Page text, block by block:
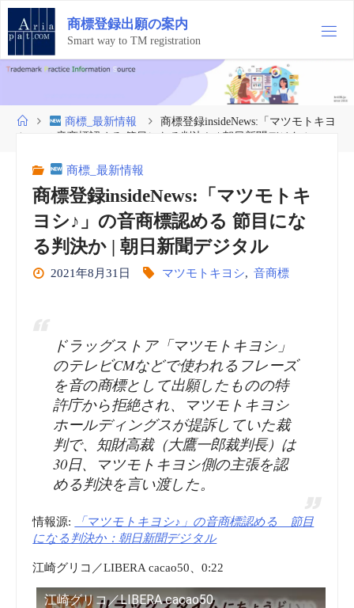
コ
テ
ン
ツ
ス
商標登録出願の案内
Smart way to TM registration
ホ
商標_最新情報
商標登録insideNews:「マツモトキヨ
シ♪」の音商標認める 節目になる判決か | 朝日新聞デジタル
商標_最新情報
商標登録insideNews:「マツモトキ
ヨシ♪」の音商標認める 節目にな
る判決か | 朝日新聞デジタル
2021年8月31日 マツモトキヨシ, 音商標
ドラッグストア「マツモトキヨシ」
のテレビCMなどで使われるフレーズ
を音の商標として出願したものの特
許庁から拒絶され、マツモトキヨシ
ホールディングスが提訴していた裁
判で、知財高裁（大鷹一郎裁判長）は
30日、マツモトキヨシ側の主張を認
める判決を言い渡した。
情報源:
「マツモトキヨシ♪」の音商標認める 節目
になる判決か：朝日新聞デジタル
江崎グリコ／LIBERA cacao50、0:22
江崎グリコ／LIBERA cacao50